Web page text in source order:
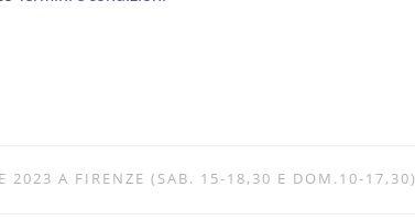
2023 A FIRENZE (SAB. 15-18,30 E DOM.10-17,30)